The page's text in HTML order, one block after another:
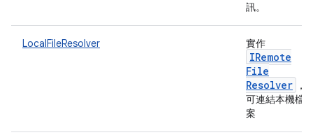
訊。
LocalFileResolver 實作
IRemote
File
Resolver
，
可連結本機檔
案